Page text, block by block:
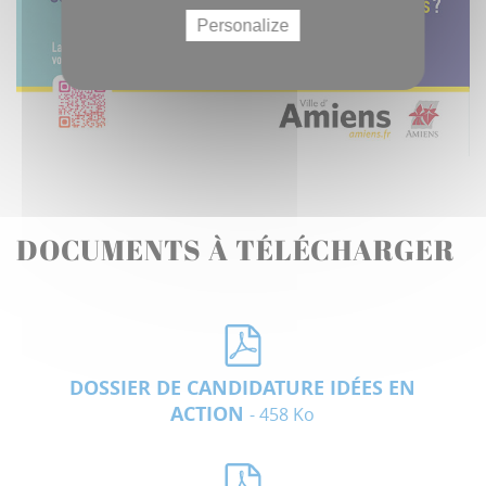
DOCUMENTS À TÉLÉCHARGER
DOSSIER DE CANDIDATURE IDÉES EN
ACTION- 458 Ko
Personalize